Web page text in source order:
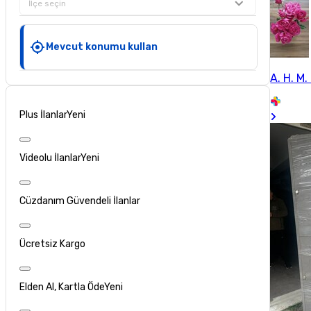
İlçe seçin
Mevcut konumu kullan
Plus İlanlarYeni
Videolu İlanlarYeni
Cüzdanım Güvendeli İlanlar
Ücretsiz Kargo
Elden Al, Kartla ÖdeYeni
A. H. M.